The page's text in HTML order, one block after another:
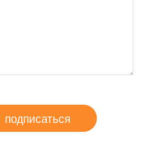
подписаться